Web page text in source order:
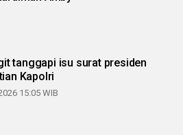
tanggapi isu surat presiden
Kapolri
15:05 WIB